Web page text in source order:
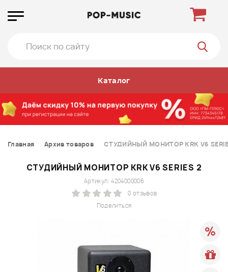
Каталог
Главная Архив товаров СТУДИЙНЫЙ МОНИТОР KRK V6
СТУДИЙНЫЙ МОНИТОР KRK V6 SERIES 2
Поделиться
Артикул: 4204000006
0 отзывов